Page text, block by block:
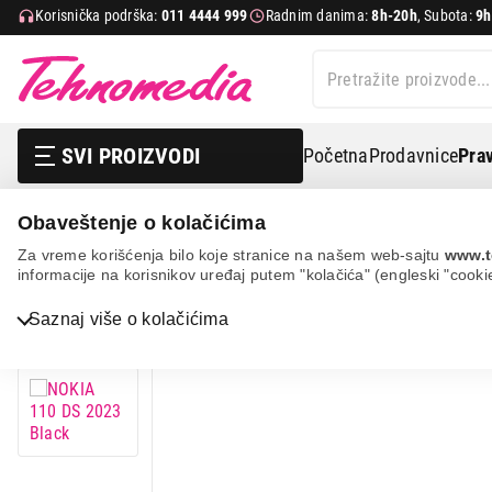
Obaveštenje o kolačićima
Za vreme korišćenja bilo koje stranice na našem web-sajtu
informacije na korisnikov uređaj putem "kolačića" (engleski
Saznaj više o kolačićima
Korisnička podrška: 011 4444 999 Radnim danima:8h-20h, Subota:
SVI PROIZVODI PočetnaProdavnice
TV, audio, video i foto
IT & Gaming
Mobilni telefoni i tableti